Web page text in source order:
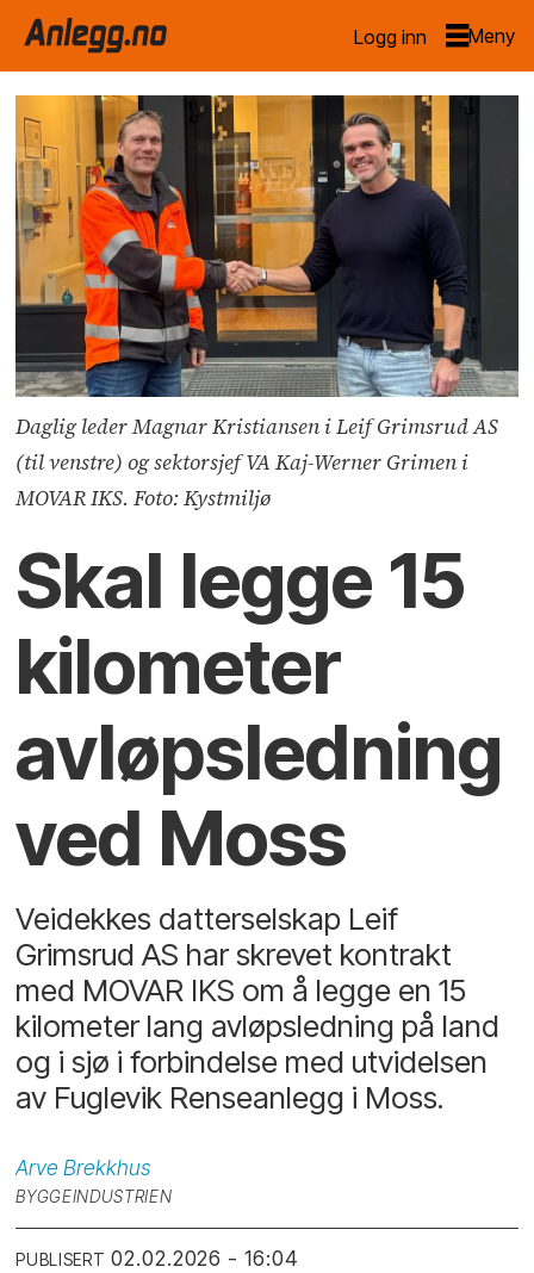
Logg inn
Daglig leder Magnar Kristiansen i Leif Grimsrud AS
(til venstre) og sektorsjef VA Kaj-Werner Grimen i
MOVAR IKS. Foto: Kystmiljø
Skal legge 15
kilometer
avløpsledning
ved Moss
Veidekkes datterselskap Leif
Grimsrud AS har skrevet kontrakt
med MOVAR IKS om å legge en 15
kilometer lang avløpsledning på land
og i sjø i forbindelse med utvidelsen
av Fuglevik Renseanlegg i Moss.
Arve Brekkhus
BYGGEINDUSTRIEN
PUBLISERT 02.02.2026 - 16:04